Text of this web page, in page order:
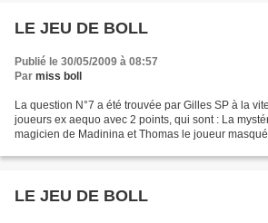
LE JEU DE BOLL
Publié le 30/05/2009 à 08:57
Par miss boll
La question N°7 a été trouvée par Gilles SP à la
joueurs ex aequo avec 2 points, qui sont : La
magicien de Madinina et Thomas le joueur
LE JEU DE BOLL